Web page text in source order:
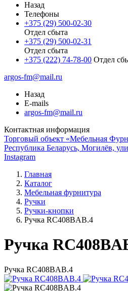
Назад
Телефоны
+375 (29) 500-02-30
Отдел сбыта
+375 (29) 500-02-31
Отдел сбыта
+375 (222) 74-78-00 Отдел
argos-fm@mail.ru
Назад
E-mails
argos-fm@mail.ru
Контактная информация
Торговый объект «Мебельная
Республика Беларусь, Могилёв,
Instagram
Главная
Каталог
Мебельная фурнитура
Ручки
Ручки-кнопки
Ручка RC408BAB.4
Ручка
Ручка RC408BAB.4